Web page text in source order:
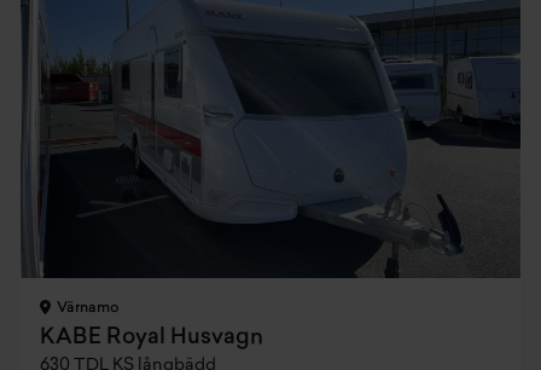
Värnamo
KABE Royal Husvagn
630 TDL KS långbädd